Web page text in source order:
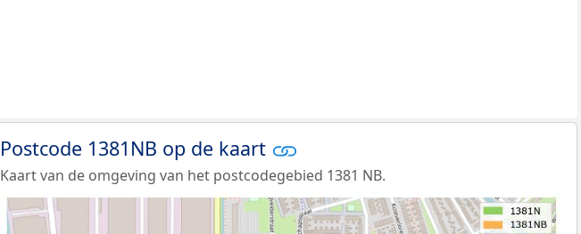
Postcode 1381NB op de kaart
Kaart van de omgeving van het postcodegebied 1381 NB.